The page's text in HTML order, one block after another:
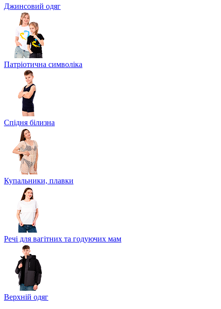
Джинсовий одяг
Патріотична символіка
Спідня білизна
Купальники, плавки
Речі для вагітних та годуючих мам
Верхній одяг